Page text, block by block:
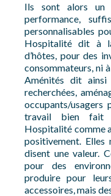
Ils sont alors un
performance,
personnalisables
Hospitalité dit à
d’hôtes, pour des
consommateurs, ni
Aménités dit ainsi
recherchées,
occupants/
travail bien fait
Hospitalité comme
positivement. Elles
disent une valeur.
pour des
produire pour
accessoires, mais